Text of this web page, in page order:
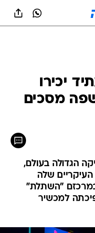
יכירו
מסכים
הגדולה בעולם,
שלה
הטלוויזיות ל-2025, ובמרכזם "השתלת"
למכשיר